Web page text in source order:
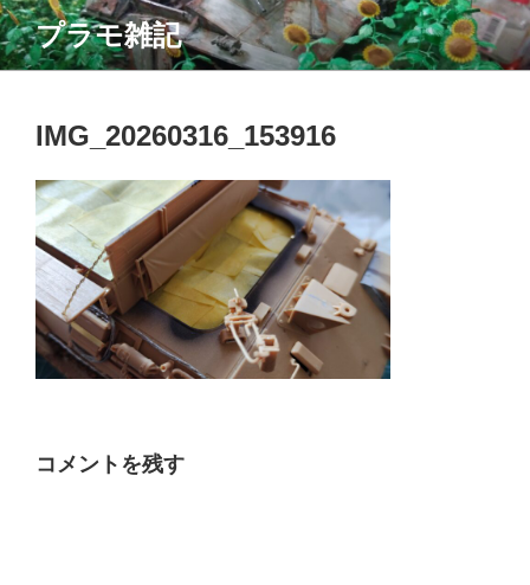
コ
ン
テ
プラモ雑記
IMG_20260316_153916
コメントを残す